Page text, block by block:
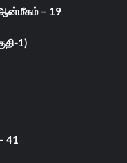
– 19
1)
41